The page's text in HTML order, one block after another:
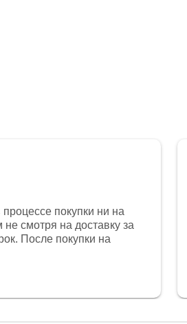
покупки ни на
смотря на доставку за
После покупки на
представители магазина
проблема была решена.
к клиенту после